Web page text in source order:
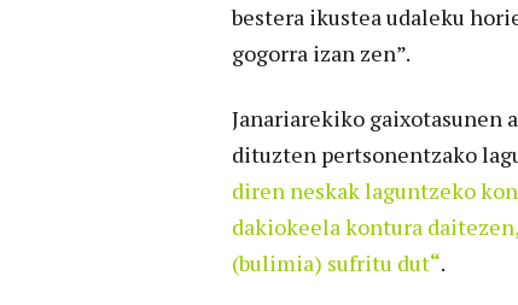
bestera ikustea udaleku
gogorra izan zen”.
Janariarekiko gaixotasunen
dituzten pertsonentzako
diren neskak laguntzeko
dakiokeela kontura
(bulimia) sufritu dut“.